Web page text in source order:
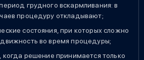
грудного вскармливания: в
процедуру откладывают;
состояния, при которых сложно
во время процедуры;
когда решение принимается только